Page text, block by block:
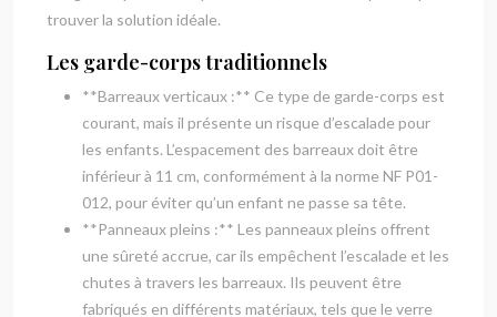
trouver la solution idéale.
Les garde-corps traditionnels
**Barreaux verticaux :** Ce type de garde-corps est
courant, mais il présente un risque d’escalade pour
les enfants. L’espacement des barreaux doit être
inférieur à 11 cm, conformément à la norme NF P01-
012, pour éviter qu’un enfant ne passe sa tête.
**Panneaux pleins :** Les panneaux pleins offrent
une sûreté accrue, car ils empêchent l’escalade et les
chutes à travers les barreaux. Ils peuvent être
fabriqués en différents matériaux, tels que le verre